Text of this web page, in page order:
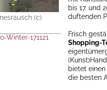
(c)
Winter-171121
bis 17. und
duftenden
Frisch
Shopping-
bietet
die besten